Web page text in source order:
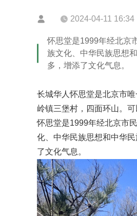
2024-04-11 16:34
怀思堂是1999年经北京
族文化、中华民族思想
多，增添了文化气息。
长城华人怀思堂是北京市
岭镇三堡村，四面环山。
怀思堂是1999年经北京市
化、中华民族思想和中华
了文化气息。